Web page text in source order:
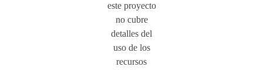
este proyecto
no cubre
detalles del
uso de los
recursos